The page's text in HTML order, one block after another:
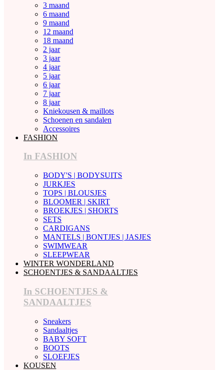
3 maand
6 maand
9 maand
12 maand
18 maand
2 jaar
3 jaar
4 jaar
5 jaar
6 jaar
7 jaar
8 jaar
Kniekousen & maillots
Schoenen en sandalen
Accessoires
FASHION
In FASHION
BODY'S | BODYSUITS
JURKJES
TOPS | BLOUSJES
BLOOMER | SKIRT
BROEKJES | SHORTS
SETS
CARDIGANS
MANTELS | BONTJES | JASJES
SWIMWEAR
SLEEPWEAR
WINTER WONDERLAND
SCHOENTJES & SANDAALTJES
In SCHOENTJES &
SANDAALTJES
Sneakers
Sandaaltjes
BABY SOFT
BOOTS
SLOEFJES
KOUSEN